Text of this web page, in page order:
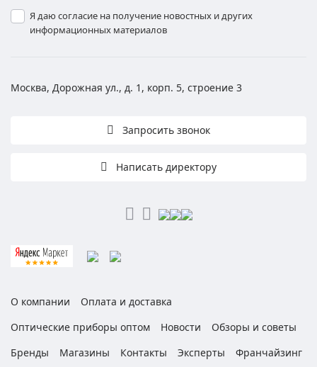
Я даю согласие на получение новостных и других
информационных материалов
Москва, Дорожная ул., д. 1, корп. 5, строение 3
Запросить звонок
Написать директору
О компании
Оплата и доставка
Оптические приборы оптом
Новости
Обзоры и советы
Бренды
Магазины Контакты Эксперты Франчайзинг